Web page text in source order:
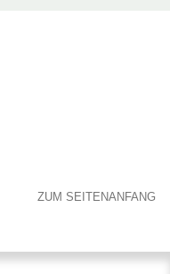
ZUM SEITENANFANG